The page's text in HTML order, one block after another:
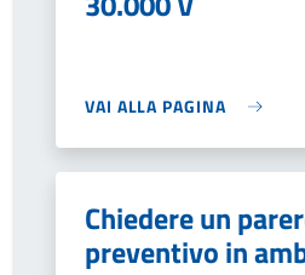
VAI ALLA PAGINA
Chiedere un
preventivo in